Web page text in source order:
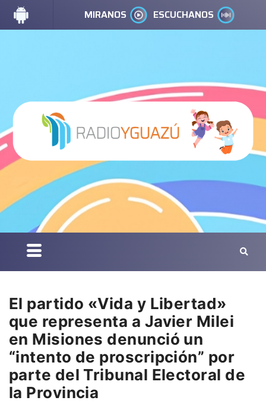
MIRANOS ESCUCHANOS
El partido «Vida y Libertad»
que representa a Javier Milei
en Misiones denunció un
“intento de proscripción” por
parte del Tribunal Electoral de
la Provincia